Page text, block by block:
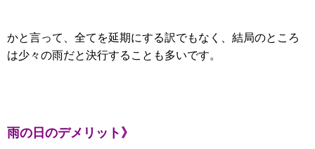
かと言って、全てを延期にする訳でもなく、結局のところ
は少々の雨だと決行することも多いです。
雨の日のデメリット》